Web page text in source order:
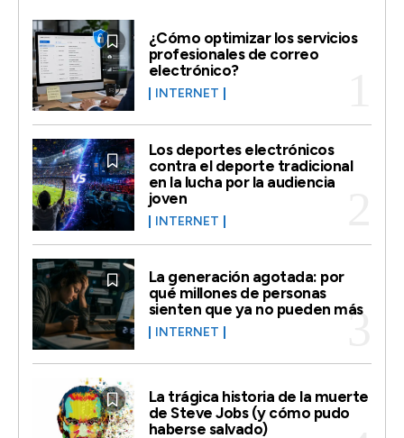
¿Cómo optimizar los servicios
profesionales de correo
electrónico?
INTERNET
Los deportes electrónicos
contra el deporte tradicional
en la lucha por la audiencia
joven
INTERNET
La generación agotada: por
qué millones de personas
sienten que ya no pueden más
INTERNET
La trágica historia de la muerte
de Steve Jobs (y cómo pudo
haberse salvado)